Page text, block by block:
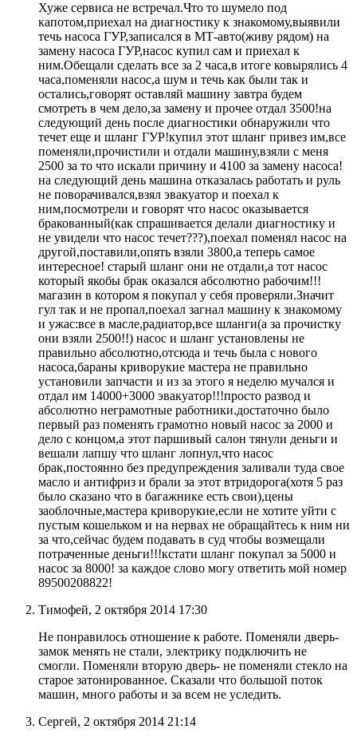
Хуже сервиса не встречал.Что то шумело под
капотом,приехал на диагностику к знакомому,выявили
течь насоса ГУР,записался в МТ-авто(живу рядом) на
замену насоса ГУР,насос купил сам и приехал к
ним.Обещали сделать все за 2 часа,в итоге ковырялись 4
часа,поменяли насос,а шум и течь как были так и
остались,говорят оставляй машину завтра будем
смотреть в чем дело,за замену и прочее отдал 3500!на
следующий день после диагностики обнаружили что
течет еще и шланг ГУР!купил этот шланг привез им,все
поменяли,прочистили и отдали машину,взяли с меня
2500 за то что искали причину и 4100 за замену насоса!
на следующий день машина отказалась работать и руль
не поворачивался,взял эвакуатор и поехал к
ним,посмотрели и говорят что насос оказывается
бракованный(как спрашивается делали диагностику и
не увидели что насос течет???),поехал поменял насос на
другой,поставили,опять взяли 3800,а теперь самое
интересное! старый шланг они не отдали,а тот насос
который якобы брак оказался абсолютно рабочим!!!
магазин в котором я покупал у себя проверяли.Значит
гул так и не пропал,поехал загнал машину к знакомому
и ужас:все в масле,радиатор,все шланги(а за прочистку
они взяли 2500!!) насос и шланг установлены не
правильно абсолютно,отсюда и течь была с нового
насоса,бараны криворукие мастера не правильно
установили запчасти и из за этого я неделю мучался и
отдал им 14000+3000 эвакуатор!!!просто развод и
абсолютно неграмотные работники.достаточно было
первый раз поменять грамотно новый насос за 2000 и
дело с концом,а этот паршивый салон тянули деньги и
вешали лапшу что шланг лопнул,что насос
брак,постоянно без предупреждения заливали туда свое
масло и антифриз и брали за этот втридорога(хотя 5 раз
было сказано что в багажнике есть свои),цены
заоблочные,мастера криворукие,если не хотите уйти с
пустым кошельком и на нервах не обращайтесь к ним ни
за что,сейчас будем подавать в суд чтобы возмещали
потраченные деньги!!!кстати шланг покупал за 5000 и
насос за 8000! за каждое слово могу ответить мой номер
89500208822!
Тимофей, 2 октября 2014 17:30
Не понравилось отношение к работе. Поменяли дверь-
замок менять не стали, электрику подключить не
смогли. Поменяли вторую дверь- не поменяли стекло на
старое затонированное. Сказали что большой поток
машин, много работы и за всем не уследить.
Сергей, 2 октября 2014 21:14